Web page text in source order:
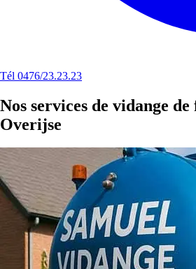
Tél 0476/23.23.23
Nos services de vidange de
Overijse